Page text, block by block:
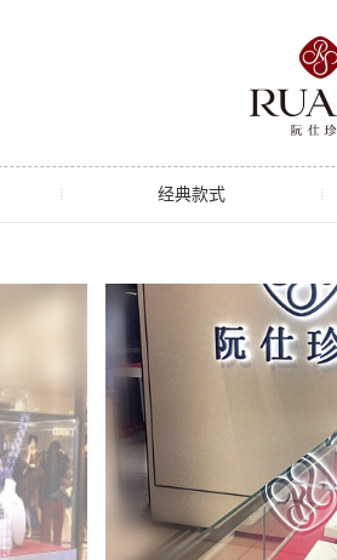
经典款式